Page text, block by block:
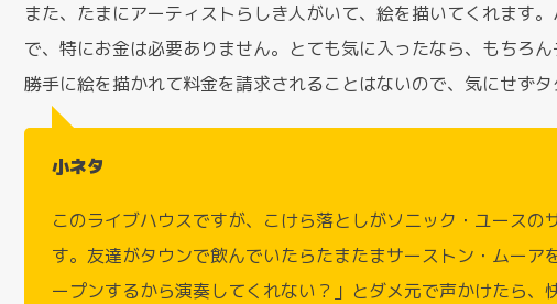
また、たまにアーティストらしき人がいて、絵を描いてくれます
で、特にお金は必要ありません。とても気に入ったなら、もちろ
勝手に絵を描かれて料金を請求されることはないので、気にせずタ
小ネタ
このライブハウスですが、こけら落としがソニック・ユース
す。友達がタウンで飲んでいたらたまたまサーストン・ムー
ープンするから演奏してくれない？」とダメ元で声かけたら、